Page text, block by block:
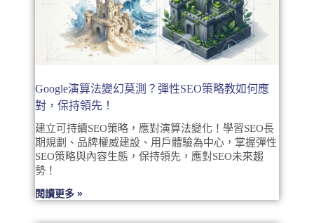
Google演算法變幻莫測？彈性SEO策略教如何應
對，保持領先！
建立可持續SEO策略，應對演算法變化！學習SEO長
期規劃、品牌權威建設、用戶體驗為中心，掌握彈性
SEO策略與內容生態，保持領先，應對SEO未來趨
勢！
閱讀更多 »